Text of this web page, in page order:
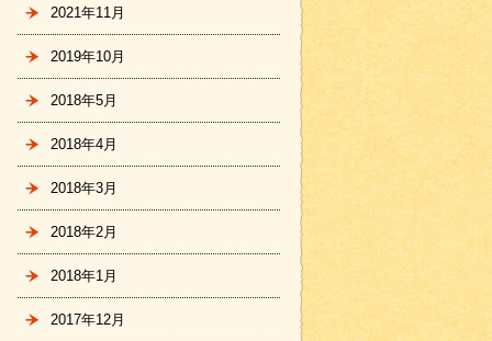
2021年11月
2019年10月
2018年5月
2018年4月
2018年3月
2018年2月
2018年1月
2017年12月